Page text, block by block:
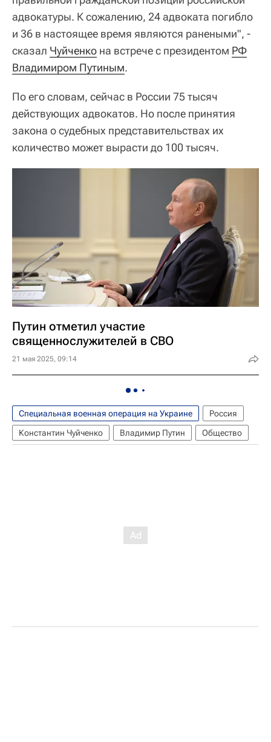
адвокатуры. К сожалению, 24 адвоката погибло
и 36 в настоящее время являются ранеными", -
сказал Чуйченко на встрече с президентом РФ
Владимиром Путиным.
По его словам, сейчас в России 75 тысяч
действующих адвокатов. Но после принятия
закона о судебных представительствах их
количество может вырасти до 100 тысяч.
Путин отметил участие
священнослужителей в СВО
21 мая 2025, 09:14
Специальная военная операция на Украине
Россия
Константин Чуйченко
Владимир Путин Общество